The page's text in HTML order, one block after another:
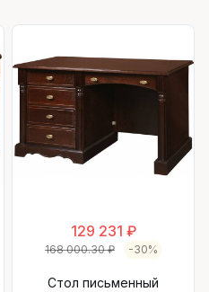
129 231 ₽
168 000.30 ₽ -30%
Стол письменный